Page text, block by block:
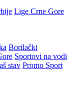
Lige Crne Gore
Borilački
Sportovi na vodi
stav Promo Sport